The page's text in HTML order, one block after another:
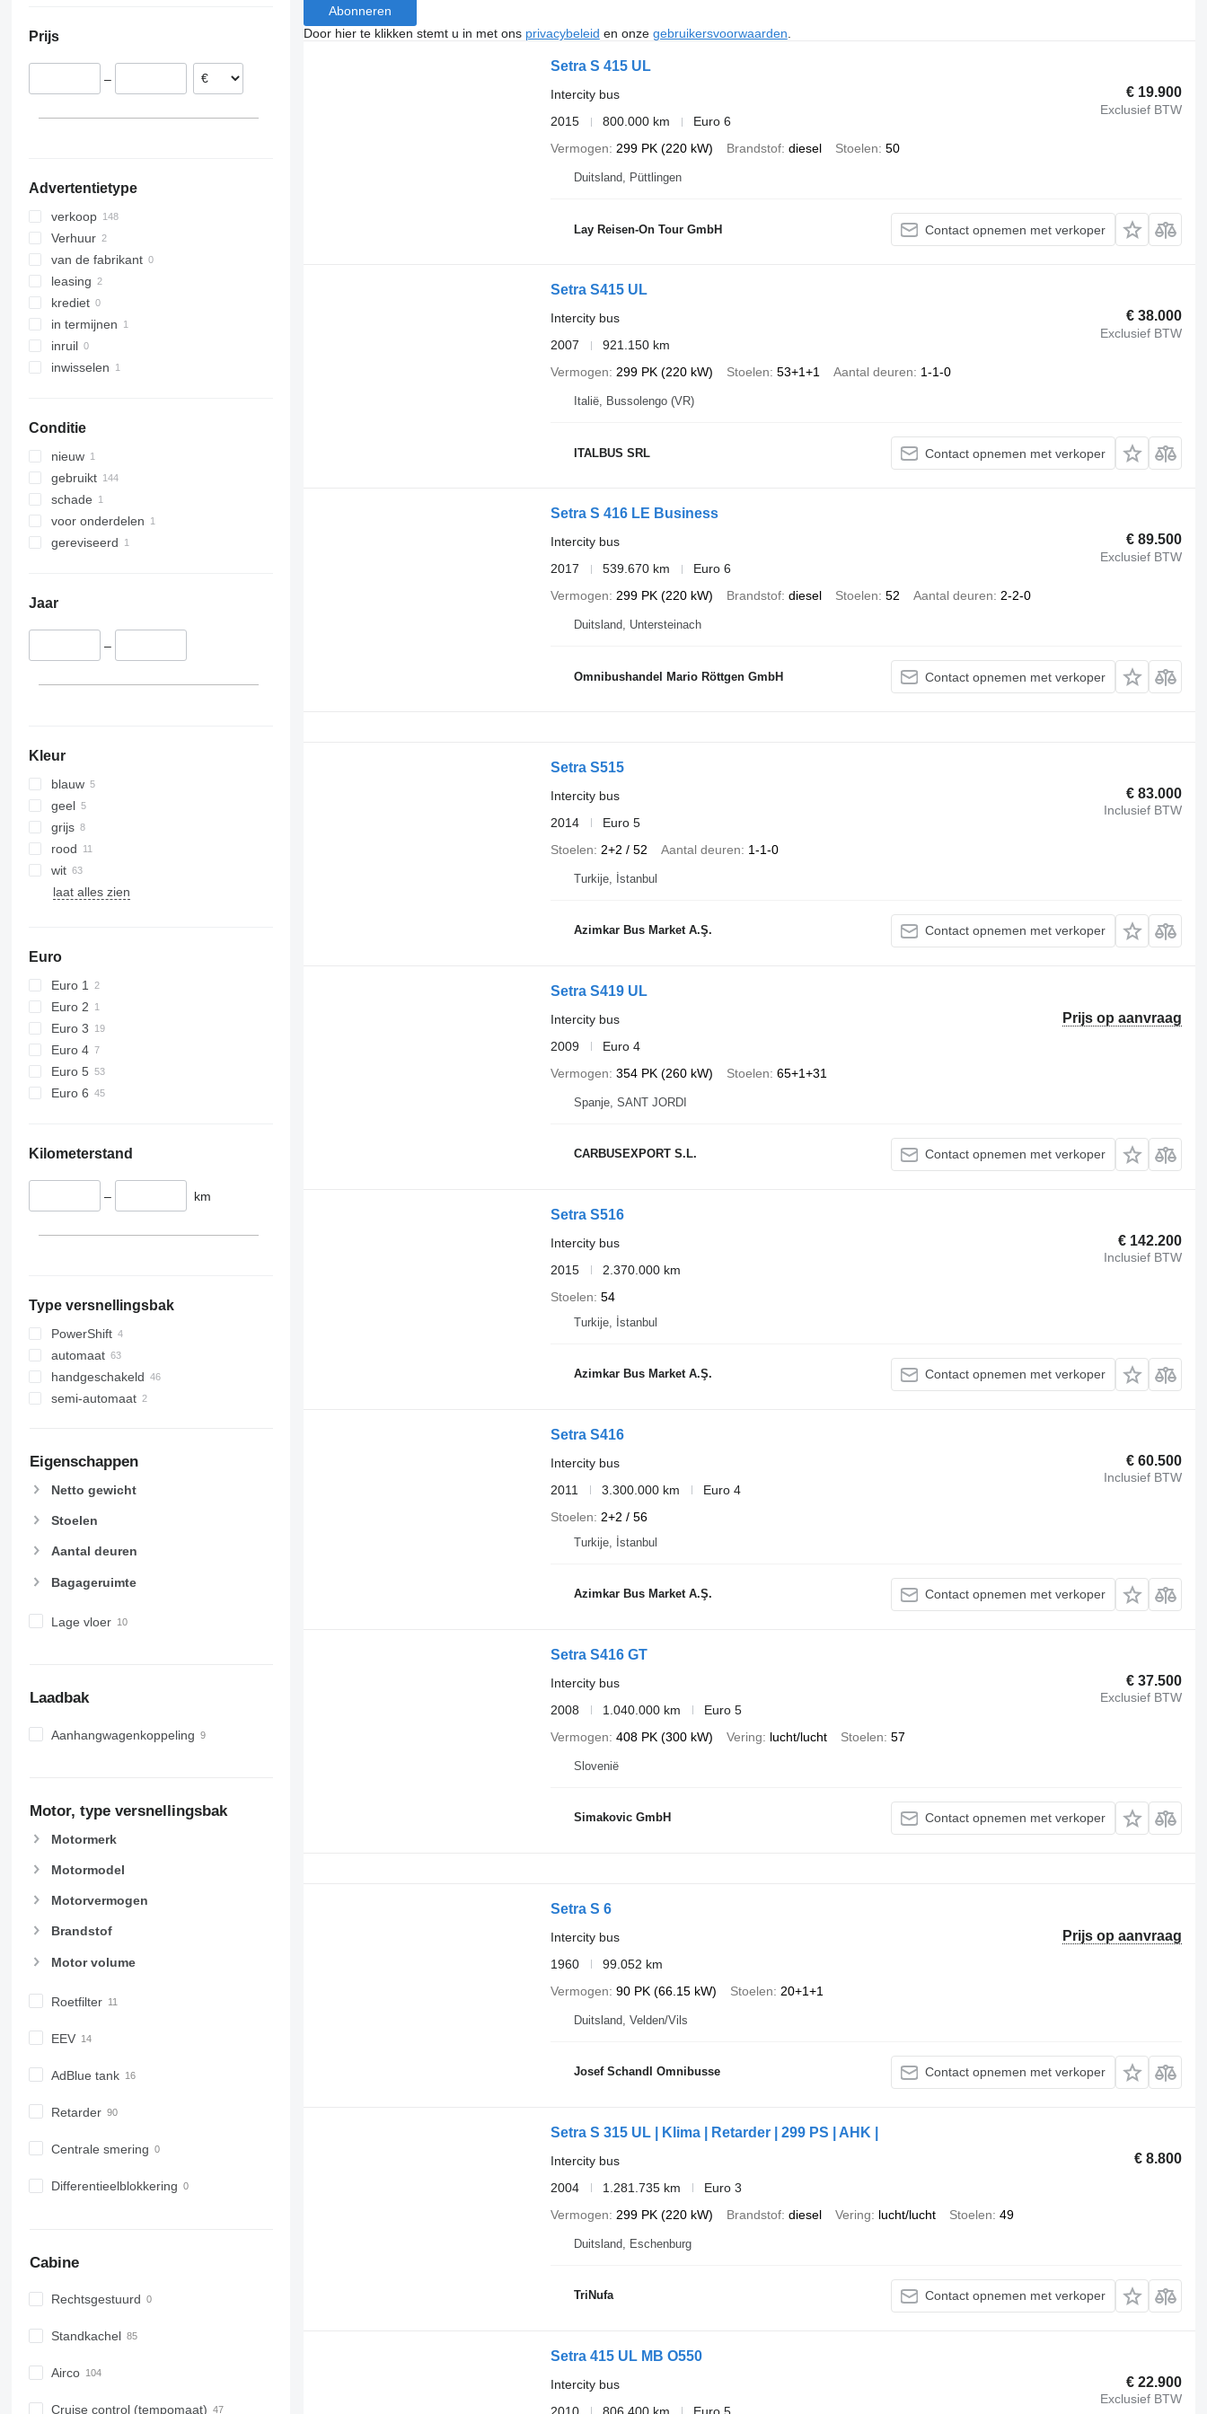
Hongarije
Frankrijk
Prijs
–
Advertentietype
verkoop
Verhuur
van de fabrikant
leasing
krediet
in termijnen
inruil
inwisselen
Conditie
nieuw
gebruikt
schade
voor onderdelen
gereviseerd
Jaar
–
Kleur
blauw
geel
grijs
rood
wit
laat alles zien
Euro
Euro 1
Euro 2
Euro 3
Euro 4
Euro 5
Euro 6
Kilometerstand
– km
Type versnellingsbak
PowerShift
automaat
handgeschakeld
semi-automaat
Eigenschappen
Netto gewicht
Stoelen
Aantal deuren
Bagageruimte
Lage vloer
Laadbak
Aanhangwagenkoppeling
Motor, type versnellingsbak
Motormerk
Motormodel
Motorvermogen
Brandstof
Motor volume
Roetfilter
EEV
AdBlue tank
Retarder
Centrale smering
Differentieelblokkering
Cabine
Rechtsgestuurd
Standkachel
Airco
Cruise control (tempomaat)
Abonneren
Door hier te klikken stemt u in met ons privacybeleid en onze gebruikersvoorwaarden
Setra S 415 UL
€ 19.900
Exclusief BTW
Intercity bus
2015
800.000 km
Euro 6
Vermogen
299 PK (220 kW) Brandstof diesel Stoelen 50
Duitsland, Püttlingen
Lay Reisen-On Tour GmbH Contact opnemen met verkoper
Setra S415 UL
€ 38.000
Exclusief BTW
Intercity bus
2007
921.150 km
Vermogen
299 PK (220 kW) Stoelen 53+1+1 Aantal deuren 1-1-0
Italië, Bussolengo (VR)
ITALBUS SRL Contact opnemen met verkoper
Setra S 416 LE Business
€ 89.500
Exclusief BTW
Intercity bus
2017
539.670 km
Euro 6
Vermogen
299 PK (220 kW) Brandstof diesel Stoelen 52 Aantal deuren 2-2-0
Duitsland, Untersteinach
Omnibushandel Mario Röttgen GmbH Contact opnemen met verkoper
Setra S515
€ 83.000
Inclusief BTW
Intercity bus
2014
Euro 5
Stoelen
2+2 / 52 Aantal deuren 1-1-0
Turkije, İstanbul
Azimkar Bus Market A.Ş. Contact opnemen met verkoper
Setra S419 UL
Prijs op aanvraag
Intercity bus
2009
Euro 4
Vermogen 354 PK (260 kW) Stoelen 65+1+31
Spanje, SANT JORDI
CARBUSEXPORT S.L. Contact opnemen met verkoper
Setra S516
€ 142.200
Inclusief BTW
Intercity bus
2015
2.370.000 km
Stoelen 54
Turkije, İstanbul
Azimkar Bus Market A.Ş. Contact opnemen met verkoper
Setra S416
€ 60.500
Inclusief BTW
Intercity bus
2011
3.300.000 km
Euro 4
Stoelen
2+2 / 56
Turkije, İstanbul
Azimkar Bus Market A.Ş. Contact opnemen met verkoper
Setra S416 GT
€ 37.500
Exclusief BTW
Intercity bus
2008
1.040.000 km
Euro 5
Vermogen 408 PK (300 kW) Vering lucht/lucht Stoelen 57
Slovenië
Simakovic GmbH Contact opnemen met verkoper
Setra S 6
Prijs op aanvraag
Intercity bus
1960
99.052 km
Vermogen 90 PK (66.15 kW) Stoelen 20+1+1
Duitsland, Velden/Vils
Josef Schandl Omnibusse Contact opnemen met verkoper
Setra S 315 UL | Klima | Retarder | 299 PS | AHK |
€ 8.800
Intercity bus
2004
1.281.735 km
Euro 3
Vermogen
299 PK (220 kW) Brandstof diesel Vering lucht/lucht Stoelen 49
Duitsland, Eschenburg
TriNufa Contact opnemen met verkoper
Setra 415 UL MB O550
€ 22.900
Exclusief BTW
Intercity bus
2010
806.400 km Euro 5